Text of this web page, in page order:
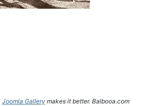
Joomla Gallery makes it better. Balbooa.com